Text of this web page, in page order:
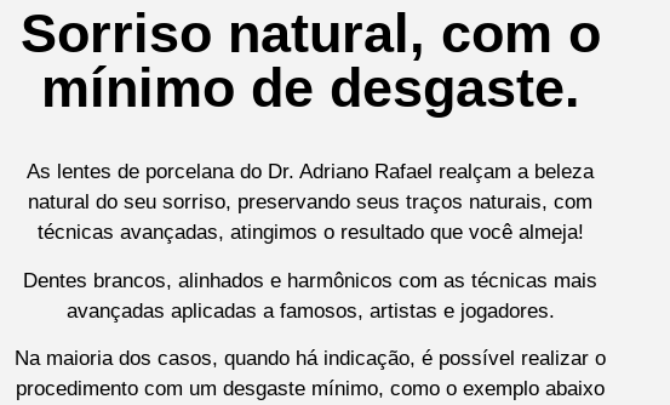
Sorriso natural, com o
mínimo de desgaste.
As lentes de porcelana do Dr. Adriano Rafael realçam a beleza
natural do seu sorriso, preservando seus traços naturais, com
técnicas avançadas, atingimos o resultado que você almeja!
Dentes brancos, alinhados e harmônicos com as técnicas mais
avançadas aplicadas a famosos, artistas e jogadores.
Na maioria dos casos, quando há indicação, é possível realizar o
procedimento com um desgaste mínimo, como o exemplo abaixo